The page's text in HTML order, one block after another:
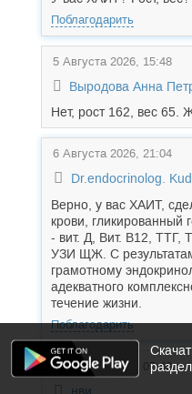
Поблагодарить
5 Августа 2026, 15:48
Выродова Анна
Нет, рост 162, вес 65.
6 Августа 2026, 21:04
Dr.endocrinolog.
Верно, у вас ХАИТ,
крови, гликированный
- вит. Д, Вит. В12, ТТГ,
УЗИ ЩЖ. С
грамотному
адекватного
течение жизни.
Поблагодарить
6 Августа 2026, 07:40